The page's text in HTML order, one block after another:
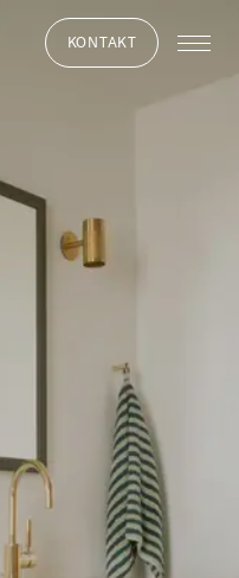
KONTAKT